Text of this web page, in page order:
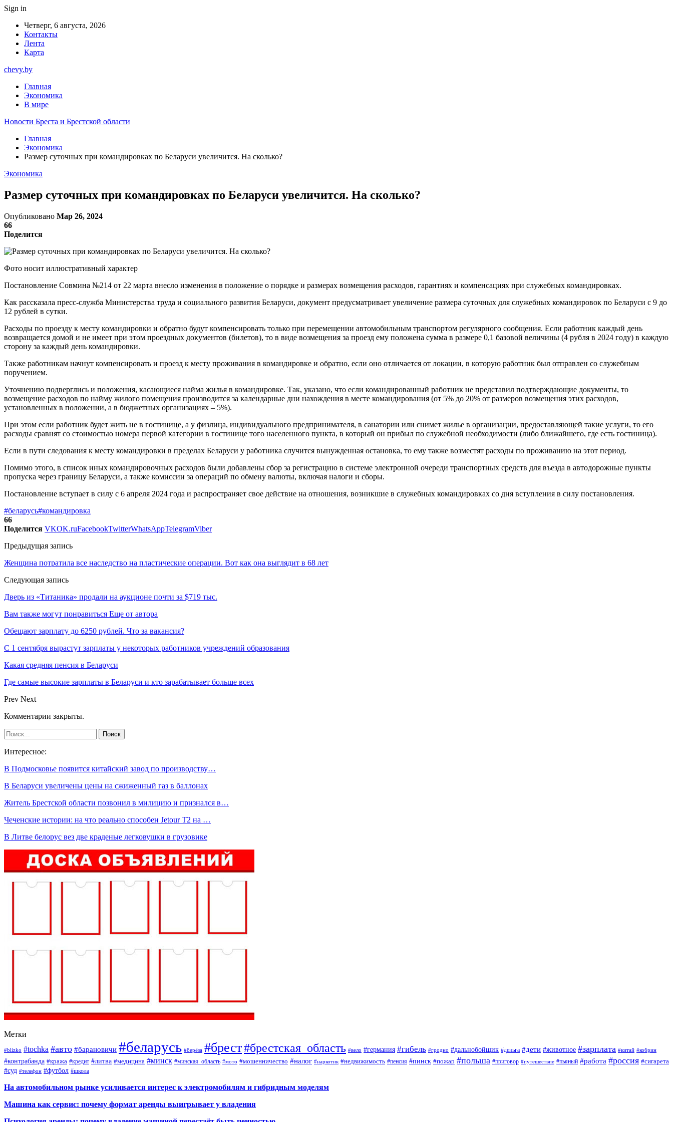
Sign in
Четверг, 6 августа, 2026
Контакты
Лента
Карта
chevy.by
Главная
Экономика
В мире
Новости Бреста и Брестской области
Главная
Экономика
Размер суточных при командировках по Беларуси увеличится. На сколько?
Экономика
Размер суточных при командировках по Беларуси увеличится. На сколько?
Опубликовано Мар 26, 2024
66
Поделится
Фото носит иллюстративный характер
Постановление Совмина №214 от 22 марта внесло изменения в положение о порядке и размерах возмещения расходов, гарантиях и компенсациях при служебных командировках.
Как рассказала пресс-служба Министерства труда и социального развития Беларуси, документ предусматривает увеличение размера суточных для служебных командировок по Беларуси с 9 до
12 рублей в сутки.
Расходы по проезду к месту командировки и обратно будут компенсировать только при перемещении автомобильным транспортом регулярного сообщения. Если работник каждый день
возвращается домой и не имеет при этом проездных документов (билетов), то в виде возмещения за проезд ему положена сумма в размере 0,1 базовой величины (4 рубля в 2024 году) в каждую
сторону за каждый день командировки.
Также работникам начнут компенсировать и проезд к месту проживания в командировке и обратно, если оно отличается от локации, в которую работник был отправлен со служебным
поручением.
Уточнению подверглись и положения, касающиеся найма жилья в командировке. Так, указано, что если командированный работник не представил подтверждающие документы, то
возмещение расходов по найму жилого помещения производится за календарные дни нахождения в месте командирования (от 5% до 20% от размеров возмещения этих расходов,
установленных в положении, а в бюджетных организациях – 5%).
При этом если работник будет жить не в гостинице, а у физлица, индивидуального предпринимателя, в санатории или снимет жилье в организации, предоставляющей такие услуги, то его
расходы сравнят со стоимостью номера первой категории в гостинице того населенного пункта, в который он прибыл по служебной необходимости (либо ближайшего, где есть гостиница).
Если в пути следования к месту командировки в пределах Беларуси у работника случится вынужденная остановка, то ему также возместят расходы по проживанию на этот период.
Помимо этого, в список иных командировочных расходов были добавлены сбор за регистрацию в системе электронной очереди транспортных средств для въезда в автодорожные пункты
пропуска через границу Беларуси, а также комиссии за операций по обмену валюты, включая налоги и сборы.
Постановление вступает в силу с 6 апреля 2024 года и распространяет свое действие на отношения, возникшие в служебных командировках со дня вступления в силу постановления.
#беларусь#командировка
66
Поделится VKOK.ruFacebookTwitterWhatsAppTelegramViber
Предыдущая запись
Женщина потратила все наследство на пластические операции. Вот как она выглядит в 68 лет
Следующая запись
Дверь из «Титаника» продали на аукционе почти за $719 тыс.
Вам также могут понравиться Еще от автора
Обещают зарплату до 6250 рублей. Что за вакансия?
С 1 сентября вырастут зарплаты у некоторых работников учреждений образования
Какая средняя пенсия в Беларуси
Где самые высокие зарплаты в Беларуси и кто зарабатывает больше всех
Prev Next
Комментарии закрыты.
Интересное:
В Подмосковье появится китайский завод по производству…
В Беларуси увеличены цены на сжиженный газ в баллонах
Житель Брестской области позвонил в милицию и признался в…
Чеченские истории: на что реально способен Jetour T2 на …
В Литве белорус вез две краденые легковушки в грузовике
Метки
#blizko #tochka #авто #барановичи #беларусь #берёза #брест#брестская_область #вело #германия #гибель #гродно #дальнобойщик #деньга #дети #животное #зарплата #китай #кобрин
#контрабанда #кража #кредит #литва #медицина #минск #минская_область #мото #мошенничество #налог #наркотик #недвижимость #пенсия #пинск #пожар #польша #приговор #путешествие #пьяный #работа #россия #сигарета
#суд #телефон #футбол #школа
На автомобильном рынке усиливается интерес к электромобилям и гибридным моделям
Машина как сервис: почему формат аренды выигрывает у владения